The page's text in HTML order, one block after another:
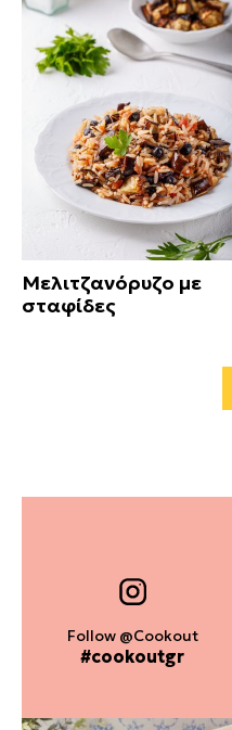
Μελιτζανόρυζο με
σταφίδες
Follow @Cookout
#cookoutgr